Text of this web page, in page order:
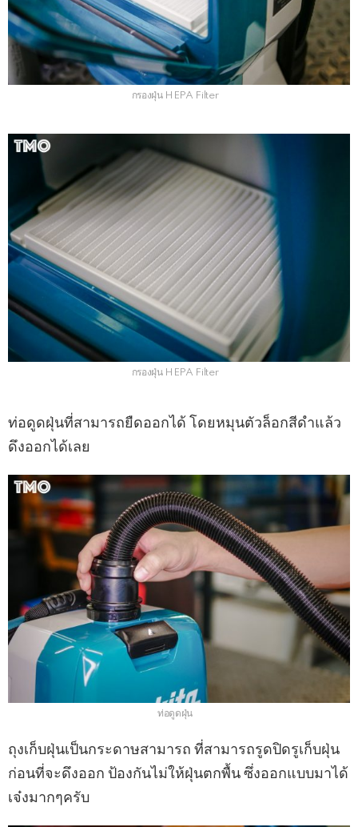
กรองฝุ่น HEPA Filter
กรองฝุ่น HEPA Filter
ท่อดูดฝุ่นที่สามารถยืดออกได้ โดยหมุนตัวล็อกสีดำแล้ว
ดึงออกได้เลย
ท่อดูดฝุ่น
ถุงเก็บฝุ่นเป็นกระดาษสามารถ ที่สามารถรูดปิดรูเก็บฝุ่น
ก่อนที่จะดึงออก ป้องกันไม่ให้ฝุ่นตกพื้น ซึ่งออกแบบมาได้
เจ๋งมากๆครับ